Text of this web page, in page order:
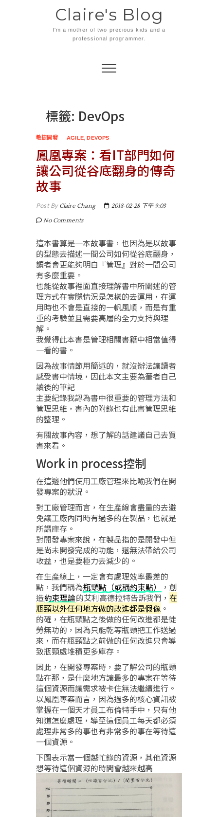
Claire's Blog
I'm a mother of two precious kids and a
professional programmer.
標籤: DevOps
敏捷開發 AGILE,DEVOPS
鳳凰專案：看IT部門如何
讓公司從谷底翻身的傳奇
故事
Post ByClaire Chang
2018-02-28 下午 9:03
No Comments
這本書算是一本故事書，也因為是以故事
的型態去描述一間公司如何從谷底翻身，
讀者會更能夠明白『管理』對於一間公司
有多麼重要。
也能從故事裡面直接理解書中所闡述的管
理方式在實際情況是怎樣的去運用，在運
用時也不會是直接的一帆風順，而是有重
重的考驗並且需要高層的全力支持與理
解。
我覺得此本書是管理相關書籍中相當值得
一看的書。
因為故事情節用簡述的，就沒辦法讓讀者
感受書中情境，因此本文主要為筆者自己
讀後的筆記
主要紀錄我認為書中很重要的管理方法和
管理思維，書內的附錄也有此書管理思維
的整理。
有關故事內容，想了解的話建議自己去買
書來看。
Work in process控制
在這邊他們使用工廠管理來比喻我們在開
發專案的狀況。
對工廠管理而言，在生產線會盡量的去避
免讓工廠內同時有過多的在製品，也就是
所謂庫存。
對開發專案來說，在製品指的是開發中但
是尚未開發完成的功能，還無法帶給公司
收益，也是要極力去減少的。
在生產線上，一定會有處理效率最差的
點，我們稱為瓶頸點（或稱約束點）
，創
造約束理論的艾利高德拉特告訴我們， 在
瓶頸以外任何地方做的改進都是假像 。
的確，在瓶頸點之後做的任何改進都是徒
勞無功的，因為只能乾等瓶頸把工作送過
來，而在瓶頸點之前做的任何改進只會導
致瓶頸處堆積更多庫存。
因此，在開發專案時，要了解公司的瓶頸
點在那，是什麼地方讓最多的專案在等待
這個資源而讓需求被卡住無法繼續進行。
以鳳凰專案而言，因為過多的核心資訊被
掌握在一個天才員工布倫特手中，只有他
知道怎麼處理，導至這個員工每天都必須
處理非常多的事也有非常多的事在等待這
一個資源。
下圖表示當一個越忙錄的資源，其他資源
想等待這個資源的時間會越來越高